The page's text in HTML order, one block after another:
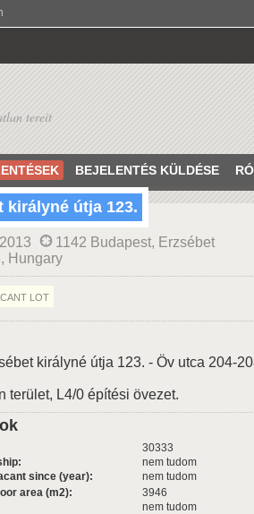
tereit
BEJELENTÉS KÜLDÉSE
királyné útja 123.
1142 Budapest, Erzsébet
Hungary
LOT
királyné útja 123. - Öv utca 204-
terület, L4/0 építési övezet.
30333
nem tudom
since (year):
nem tudom
area (m2):
3946
nem tudom